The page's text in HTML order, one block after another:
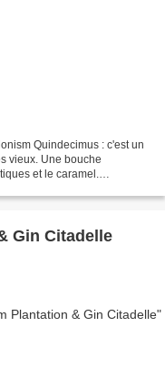
Quindecimus : c'est un
vieux. Une bouche
et le caramel.
Gin Citadelle